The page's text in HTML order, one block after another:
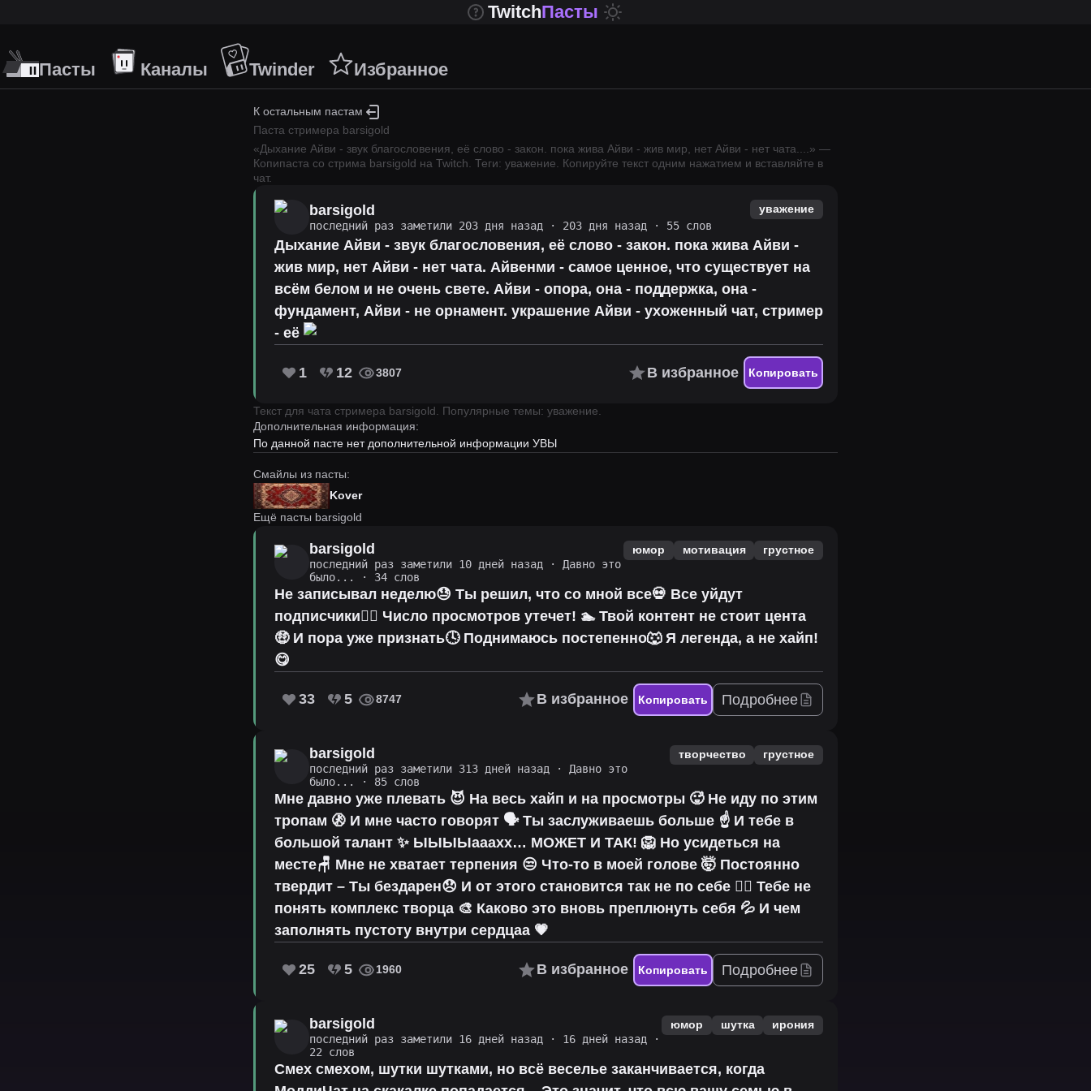
TwitchПасты
Пасты Каналы Twinder Избранное
К остальным пастам
Паста стримера barsigold
«Дыхание Айви - звук благословения, её слово - закон. пока жива Айви - жив мир, нет Айви - нет чата.
» —
Копипаста со стрима barsigold на Twitch. Теги: уважение.
Копируйте текст одним нажатием и вставляйте в
чат.
barsigold
последний раз заметили 203 дня назад · 203 дня назад · 55 слов
уважение
Дыхание Айви - звук благословения, её слово - закон. пока жива Айви -
жив мир, нет Айви - нет чата. Айвенми - самое ценное, что существует на
всём белом и не очень свете. Айви - опора, она - поддержка, она -
фундамент, Айви - не орнамент. украшение Айви - ухоженный чат, стример
- её
1 12 3807 В избранное Копировать
Текст для чата стримера barsigold. Популярные темы: уважение.
Дополнительная информация:
По данной пасте нет дополнительной информации УВЫ
Смайлы из пасты:
Kover
Ещё пасты barsigold
barsigold
последний раз заметили 10 дней назад ·
Давно это
было...
· 34 слов
юмор мотивация грустное
Не записывал неделю😓 Ты решил, что со мной все💀 Все уйдут
подписчики🏃‍♂️ Число просмотров утечет! 🏊 Твой контент не стоит цента
🤑 И пора уже признать🕓 Поднимаюсь постепенно🐺 Я легенда, а не хайп!
😋
33 5 8747 В избранное Копировать Подробнее
barsigold
последний раз заметили 313 дней назад ·
Давно это
было...
· 85 слов
творчество грустное
Мне давно уже плевать 😈 На весь хайп и на просмотры 🥵 Не иду по этим
тропам 🚷 И мне часто говорят 🗣️ Ты заслуживаешь больше ☝️ И тебе в
большой талант ✨ ЫЫЫЫааахх… МОЖЕТ И ТАК! 🦁 Но усидеться на
месте🪑 Мне не хватает терпения 😒 Что-то в моей голове 🤯 Постоянно
твердит – Ты бездарен😞 И от этого становится так не по себе 😵‍💫 Тебе не
понять комплекс творца 🎨 Каково это вновь преплюнуть себя 💦 И чем
заполнять пустоту внутри сердцаа 💗
25 5 1960 В избранное Копировать Подробнее
barsigold
последний раз заметили 16 дней назад · 16 дней назад ·
22 слов
юмор шутка ирония
Смех смехом, шутки шутками, но всё веселье заканчивается, когда